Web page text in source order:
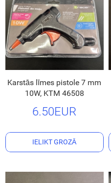
Karstās līmes pistole 7 mm
10W, KTM 46508
6.50EUR
IELIKT GROZĀ